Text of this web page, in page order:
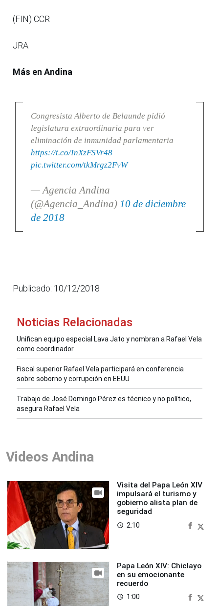
(FIN) CCR
JRA
Más en Andina
Congresista Alberto de Belaunde pidió
legislatura extraordinaria para ver
eliminación de inmunidad parlamentaria
https://t.co/InXzFSVr48
pic.twitter.com/tkMrgz2FvW
— Agencia Andina
(@Agencia_Andina) 10 de diciembre
de 2018
Publicado: 10/12/2018
Noticias Relacionadas
Unifican equipo especial Lava Jato y nombran a Rafael Vela
como coordinador
Fiscal superior Rafael Vela participará en conferencia
sobre soborno y corrupción en EEUU
Trabajo de José Domingo Pérez es técnico y no político,
asegura Rafael Vela
Videos Andina
Visita del Papa León XIV
impulsará el turismo y
gobierno alista plan de
seguridad
access_time 2:10
Papa León XIV: Chiclayo
en su emocionante
recuerdo
access_time 1:00